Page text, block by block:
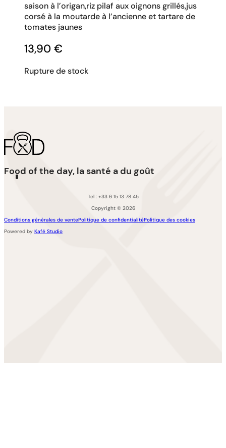
saison à l’origan,riz pilaf aux oignons grillés,jus
corsé à la moutarde à l’ancienne et tartare de
tomates jaunes
13,90 €
Rupture de stock
Food of the day, la santé a du goût
Tel : +33 6 15 13 78 45
Copyright © 2026
Conditions générales de ventePolitique de confidentialitéPolitique des cookies
Powered by Kafé Studio